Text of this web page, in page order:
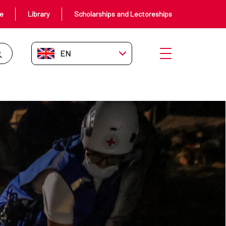
Library Scholarships and Lectoreships
EN-GB Open menu